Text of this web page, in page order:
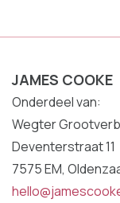
JAMES COOKE
Onderdeel van:
Wegter
Deventerstraat 11
7575 EM,